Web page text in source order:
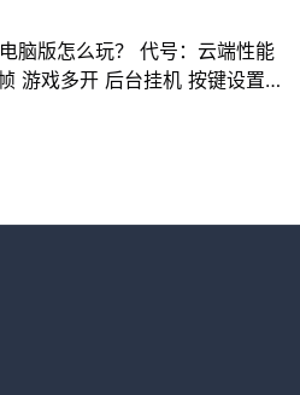
脑版怎么玩？ 代号：云端性能
游戏多开 后台挂机 按键设置